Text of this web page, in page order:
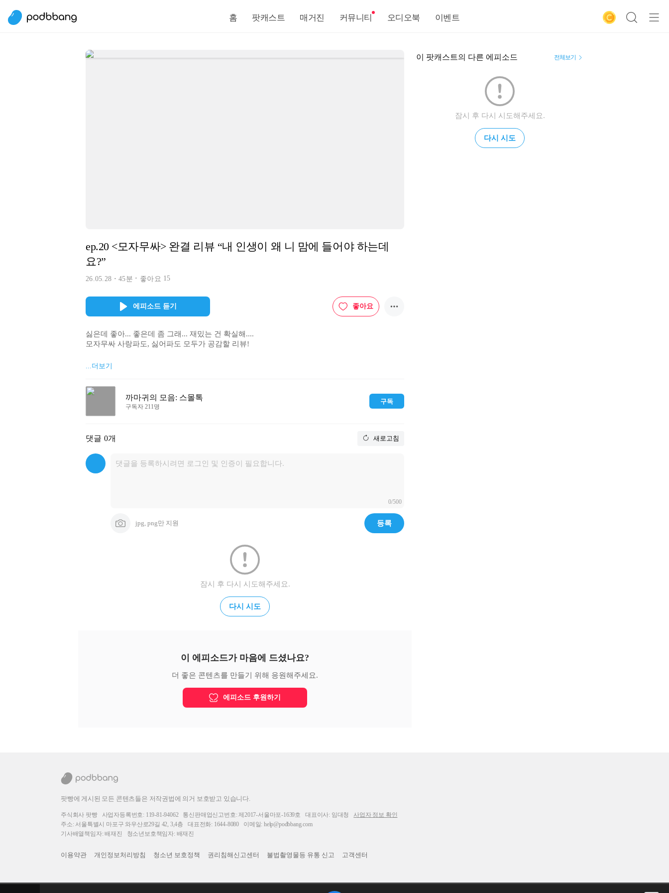
홈 팟캐스트 매거진 커뮤니티 오디오북 이벤트
ep.20 <모자무싸> 완결 리뷰 “내 인생이 왜 니 맘에 들어야 하는데
요?”
26.05.28 45분 좋아요 15
에피소드 듣기 좋아요
싫은데 좋아... 좋은데 좀 그래... 재밌는 건 확실해....
모자무싸 사랑파도, 싫어파도 모두가 공감할 리뷰!
((수상쩍게 당당함))
박해영 작가의 <모두가 자신의 무가치함과 싸우고 있다> 완결 기념,
#모자무싸 스몰톡해요. :)
*
20화부터 매주 목요일 밤에 업로드 됩니다.
**
감상이나 의견, 제안 모두 대환영 ><
...더보기
까마귀의 모음: 스몰톡
구독자 211명
구독
댓글 0개 새로고침
0/500
jpg, png만 지원 등록
잠시 후 다시 시도해주세요.
다시 시도
이 에피소드가 마음에 드셨나요?
더 좋은 콘텐츠를 만들기 위해 응원해주세요.
에피소드 후원하기
이 팟캐스트의 다른 에피소드 전체보기
잠시 후 다시 시도해주세요.
다시 시도
팟빵에 게시된 모든 콘텐츠들은 저작권법에 의거 보호받고 있습니다.
주식회사 팟빵 사업자등록번호: 119-81-94062 통신판매업신고번호: 제2017-서울마포-1639호 대표이사: 임대청
사업자 정보 확인
주소: 서울특별시 마포구 와우산로29길 42, 3,4층
대표전화: 1644-8080
이메일: help@podbbang.com
기사배열책임자: 배재진
청소년보호책임자: 배재진
이용약관 개인정보처리방침 청소년 보호정책 권리침해신고센터 불법촬영물등 유통 신고 고객센터